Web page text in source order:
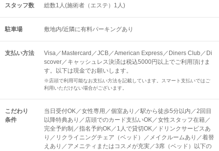
スタッフ数 総数1人(施術者（エステ）1人)
駐車場 敷地内/近隣に有料パーキングあり
支払い方法
Visa／Mastercard／JCB／American Express／Diners Club／Di
scover／キャッシュレス決済は税込5000円以上でご利用頂けま
す。以下は現金でお願いします。
※店頭で利用可能なお支払い方法を記載しています。スマート支払いではご
利用いただけない場合がございます。
こだわり
条件
当日受付OK／女性専用／個室あり／駅から徒歩5分以内／2回目
以降特典あり／店頭でのカード支払いOK／女性スタッフ在籍／
完全予約制／指名予約OK／1人で貸切OK／ドリンクサービスあ
り／リクライニングチェア（ベッド）／メイクルームあり／着替
えあり／アメニティまたはコスメが充実／3席（ベッド）以下の